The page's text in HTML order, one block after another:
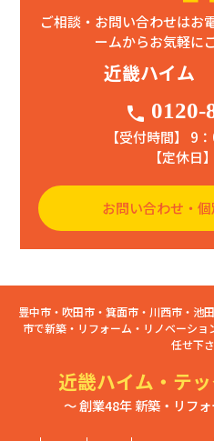
ご相談・お問い合わせはお
ームからお気軽に
近畿ハイム
phone 0120-
【受付時間】 9
【定休日
お問い合わせ・
豊中市・吹田市・箕面市・川西市・池
市で新築・リフォーム・リノベーシ
任せ下
近畿ハイム・テ
～ 創業48年 新築・リフ